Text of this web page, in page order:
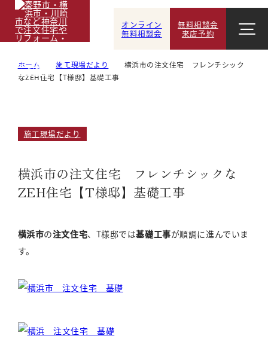
オンライン
無料相談会
無料相談会
来店予約
ホーム 施工現場だより
横浜市の注文住宅 フレンチシック
なZEH住宅【T様邸】基礎工事
施工現場だより
横浜市の注文住宅 フレンチシックな
ZEH住宅【T様邸】基礎工事
横浜市の注文住宅、T様邸では基礎工事が順調に進んでいま
す。